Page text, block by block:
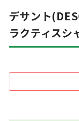
デサント
ラクティスシ